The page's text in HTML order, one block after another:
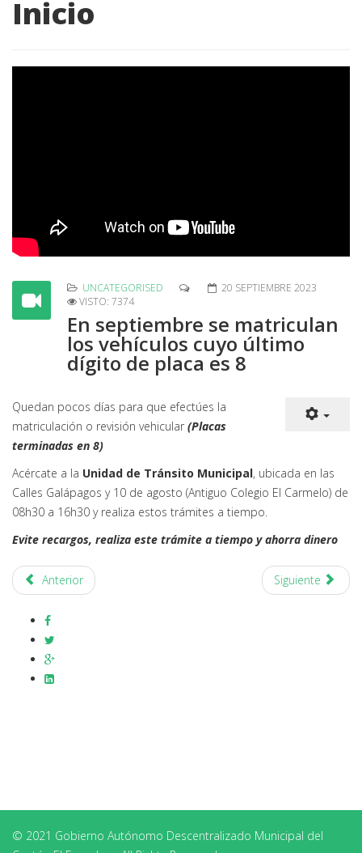
Inicio
UNCATEGORISED
20 SEPTIEMBRE 2023
VISTO: 7374
En septiembre se matriculan
los vehículos cuyo último
dígito de placa es 8
Quedan pocos días para que efectúes la
matriculación o revisión vehicular (Placas
terminadas en 8)
Acércate a la Unidad de Tránsito Municipal, ubicada en las
Calles Galápagos y 10 de agosto (Antiguo Colegio El Carmelo) de
08h30 a 16h30 y realiza estos trámites a tiempo.
Evite recargos, realiza este trámite a tiempo y ahorra dinero
Anterior Siguiente
© 2021 Gobierno Autónomo Descentralizado Municipal del